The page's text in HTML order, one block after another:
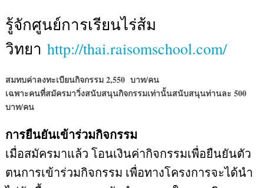
รู้จักศูนย์การเรียนไร่ส้ม
วิทยา http://thai.raisomschool.com/
สมทบค่าลงทะเบียนกิจกรรม 2,550 บาท/คน
เฉพาะคนที่สมัครมาวิ่งสนับสนุนกิจกรรมเท่านั้นสนับสนุนท่านละ 500
บาท/คน
การยืนยันเข้าร่วมกิจกรรม
เมื่อสมัครมาแล้ว โอนเงินค่ากิจกรรมเพื่อยืนยันตัว
ตนการเข้าร่วมกิจกรรม เพื่อทางโครงการจะได้นำ